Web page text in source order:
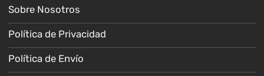
Sobre Nosotros
Política de Privacidad
Política de Envío